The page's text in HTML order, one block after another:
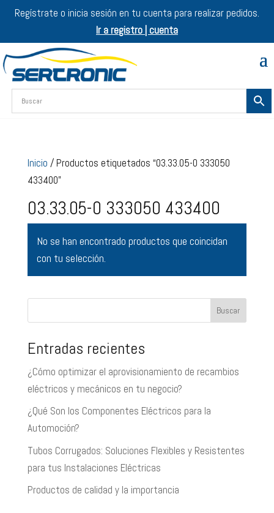
Regístrate o inicia sesión en tu cuenta para realizar pedidos.
Ir a registro | cuenta
Inicio / Productos etiquetados “03.33.05-0 333050
433400”
03.33.05-0 333050 433400
No se han encontrado productos que coincidan
con tu selección.
Buscar
Entradas recientes
¿Cómo optimizar el aprovisionamiento de recambios
eléctricos y mecánicos en tu negocio?
¿Qué Son los Componentes Eléctricos para la
Automoción?
Tubos Corrugados: Soluciones Flexibles y Resistentes
para tus Instalaciones Eléctricas
Productos de calidad y la importancia